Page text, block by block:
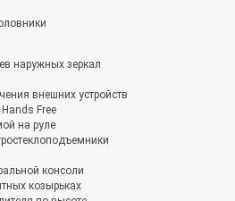
наружных зеркал
внешних устройств
Free
на руле
консоли
козырьках